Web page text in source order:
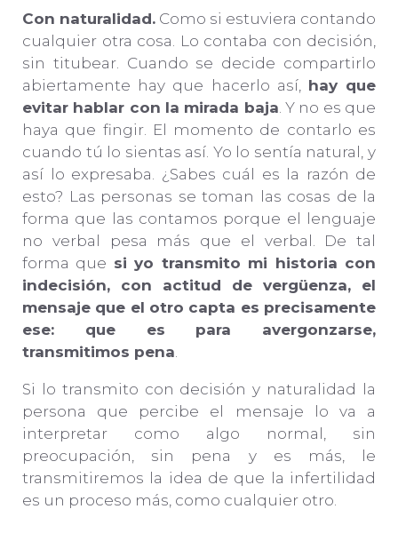
Con naturalidad. Como si estuviera contando
cualquier otra cosa. Lo contaba con decisión,
sin titubear. Cuando se decide compartirlo
abiertamente hay que hacerlo así, hay que
evitar hablar con la mirada baja. Y no es que
haya que fingir. El momento de contarlo es
cuando tú lo sientas así. Yo lo sentía natural, y
así lo expresaba. ¿Sabes cuál es la razón de
esto? Las personas se toman las cosas de la
forma que las contamos porque el lenguaje
no verbal pesa más que el verbal. De tal
forma que si yo transmito mi historia con
indecisión, con actitud de vergüenza, el
mensaje que el otro capta es precisamente
ese: que es para avergonzarse,
transmitimos pena.
Si lo transmito con decisión y naturalidad la
persona que percibe el mensaje lo va a
interpretar como algo normal, sin
preocupación, sin pena y es más, le
transmitiremos la idea de que la infertilidad
es un proceso más, como cualquier otro.